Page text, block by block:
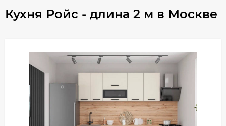
Кухня Ройс - длина 2 м в Москве